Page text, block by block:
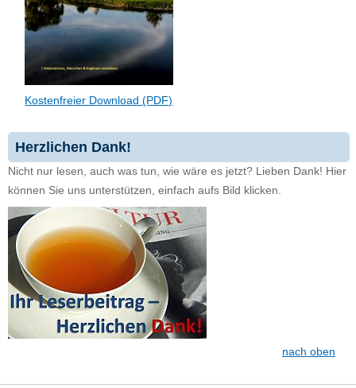
Kostenfreier Download (PDF)
Herzlichen Dank!
Nicht nur lesen, auch was tun, wie wäre es jetzt? Lieben Dank! Hier
können Sie uns unterstützen, einfach aufs Bild klicken.
nach oben